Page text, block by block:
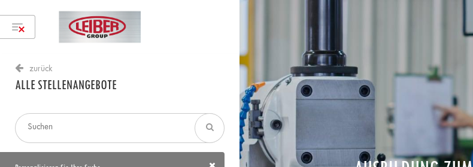
zurück
ALLE STELLENANGEBOTE